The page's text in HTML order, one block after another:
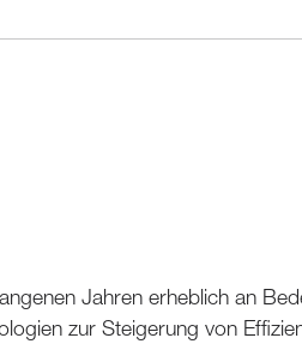
Jahren erheblich an
zur Steigerung von